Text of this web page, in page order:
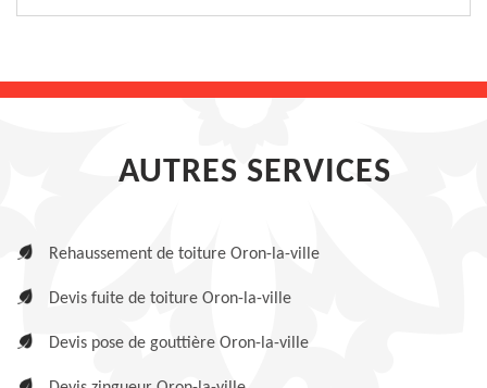
AUTRES SERVICES
Rehaussement de toiture Oron-la-ville
Devis fuite de toiture Oron-la-ville
Devis pose de gouttière Oron-la-ville